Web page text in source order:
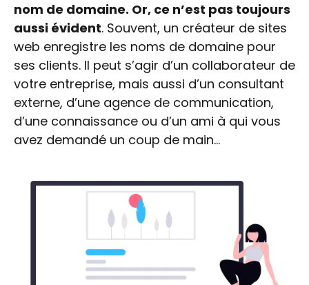
nom de domaine. Or, ce n’est pas toujours
aussi évident. Souvent, un créateur de sites
web enregistre les noms de domaine pour
ses clients. Il peut s’agir d’un collaborateur de
votre entreprise, mais aussi d’un consultant
externe, d’une agence de communication,
d’une connaissance ou d’un ami à qui vous
avez demandé un coup de main…